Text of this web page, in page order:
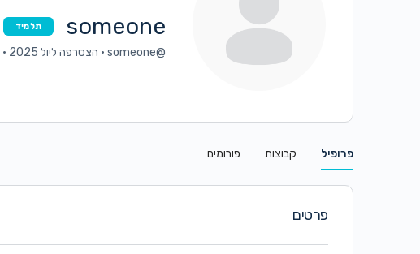
someone תלמיד
@someone
• הצטרפה ליול 2025 •
פרופיל קבוצות פורומים
פרטים